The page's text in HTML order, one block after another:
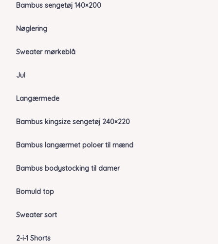
Bambus sengetøj 140×200
Nøglering
Sweater mørkeblå
Jul
Langærmede
Bambus kingsize sengetøj 240×220
Bambus langærmet poloer til mænd
Bambus bodystocking til damer
Bomuld top
Sweater sort
2-i-1 Shorts